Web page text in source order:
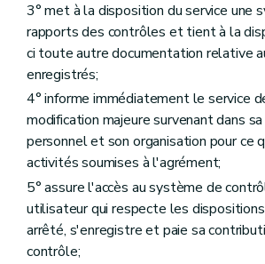
3° met à la disposition du service une
rapports des contrôles et tient à la
ci toute autre documentation relative
enregistrés;
4° informe immédiatement le service
modification majeure survenant dans
personnel et son organisation pour ce
activités soumises à l'agrément;
5° assure l'accès au système de
utilisateur qui respecte les
arrêté, s'enregistre et paie sa
contrôle;